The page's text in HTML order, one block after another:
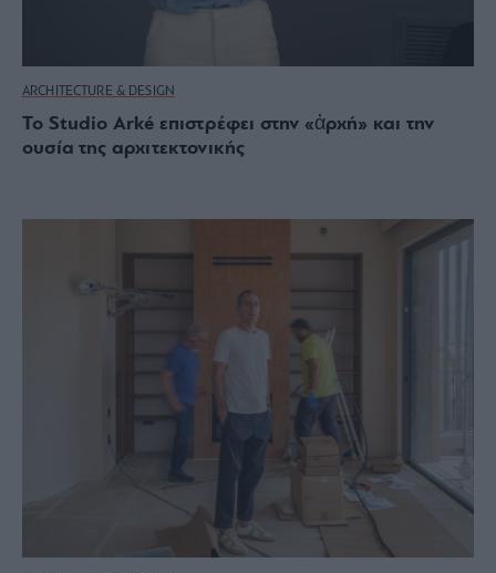
ARCHITECTURE & DESIGN
Το Studio Arké επιστρέφει στην «ἀρχή» και την
ουσία της αρχιτεκτονικής